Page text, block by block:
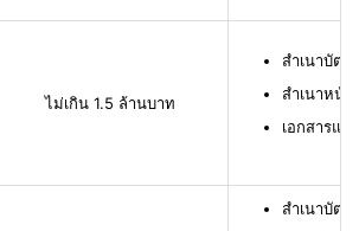
ไม่เกิน 1.5 ล้านบาท
สำเนาบัตร
สำเนาหน้
เอกสารแส
สำเนาบัตร